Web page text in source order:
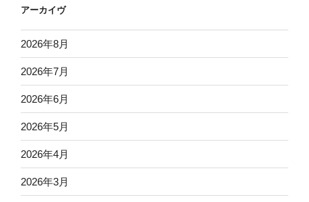
アーカイヴ
2026年8月
2026年7月
2026年6月
2026年5月
2026年4月
2026年3月